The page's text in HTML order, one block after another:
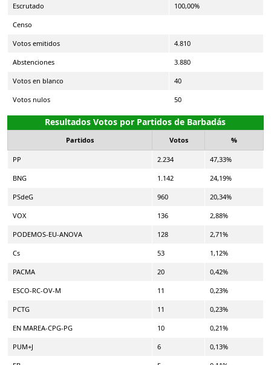
Escrutado 100,00%
Censo
Votos emitidos 4.810
Abstenciones 3.880
Votos en blanco 40
Votos nulos 50
Resultados Votos por Partidos de Barbadás
Partidos Votos %
PP 2.234 47,33%
BNG 1.142 24,19%
PSdeG 960 20,34%
VOX 136 2,88%
PODEMOS-EU-ANOVA 128 2,71%
Cs 53 1,12%
PACMA 20 0,42%
ESCO-RC-OV-M 11 0,23%
PCTG 11 0,23%
EN MAREA-CPG-PG 10 0,21%
PUM+J 6 0,13%